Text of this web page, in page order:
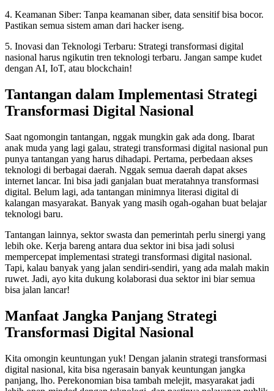
4. Keamanan Siber: Tanpa keamanan siber, data sensitif bisa bocor.
Pastikan semua sistem aman dari hacker iseng.
5. Inovasi dan Teknologi Terbaru: Strategi transformasi digital
nasional harus ngikutin tren teknologi terbaru. Jangan sampe kudet
dengan AI, IoT, atau blockchain!
Tantangan dalam Implementasi Strategi
Transformasi Digital Nasional
Saat ngomongin tantangan, nggak mungkin gak ada dong. Ibarat
anak muda yang lagi galau, strategi transformasi digital nasional pun
punya tantangan yang harus dihadapi. Pertama, perbedaan akses
teknologi di berbagai daerah. Nggak semua daerah dapat akses
internet lancar. Ini bisa jadi ganjalan buat meratahnya transformasi
digital. Belum lagi, ada tantangan minimnya literasi digital di
kalangan masyarakat. Banyak yang masih ogah-ogahan buat belajar
teknologi baru.
Tantangan lainnya, sektor swasta dan pemerintah perlu sinergi yang
lebih oke. Kerja bareng antara dua sektor ini bisa jadi solusi
mempercepat implementasi strategi transformasi digital nasional.
Tapi, kalau banyak yang jalan sendiri-sendiri, yang ada malah makin
ruwet. Jadi, ayo kita dukung kolaborasi dua sektor ini biar semua
bisa jalan lancar!
Manfaat Jangka Panjang Strategi
Transformasi Digital Nasional
Kita omongin keuntungan yuk! Dengan jalanin strategi transformasi
digital nasional, kita bisa ngerasain banyak keuntungan jangka
panjang, lho. Perekonomian bisa tambah melejit, masyarakat jadi